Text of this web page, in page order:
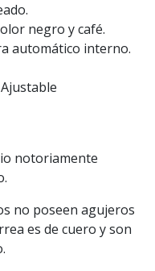
negro y café.
automático interno.
notoriamente
no poseen agujeros
es de cuero y son